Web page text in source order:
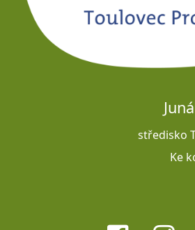
středisko